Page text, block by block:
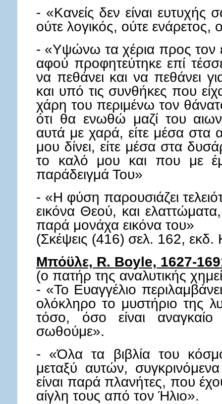
- «Κανείς δεν είναι ευτυχής
ούτε λογικός, ούτε ενάρετος,
- «Υψώνω τα χέρια προς τον
αφού προφητεύτηκε επί
να πεθάνει και να πεθάνει
και υπό τις συνθήκες που
χάρη του περιμένω τον
ότι θα ενωθώ μαζί του
αυτά με χαρά, είτε μέσα στα
μου δίνει, είτε μέσα στα
το καλό μου και που με
παράδειγμά Του»
- «Η φύση παρουσιάζει
εικόνα Θεού, και ελαττώματα,
παρά μονάχα εικόνα του»
(Σκέψεις (416) σελ. 162, εκδ.
Μπόϋλε, R. Boyle, 1627-
(ο πατήρ της αναλυτικής
- «Το Ευαγγέλιο
ολόκληρο το μυστήριο της
τόσο, όσο είναι
σωθούμε».
- «Όλα τα βιβλία του
μεταξύ αυτών,
είναι παρά πλανήτες, που
αίγλη τους από τον Ήλιο».